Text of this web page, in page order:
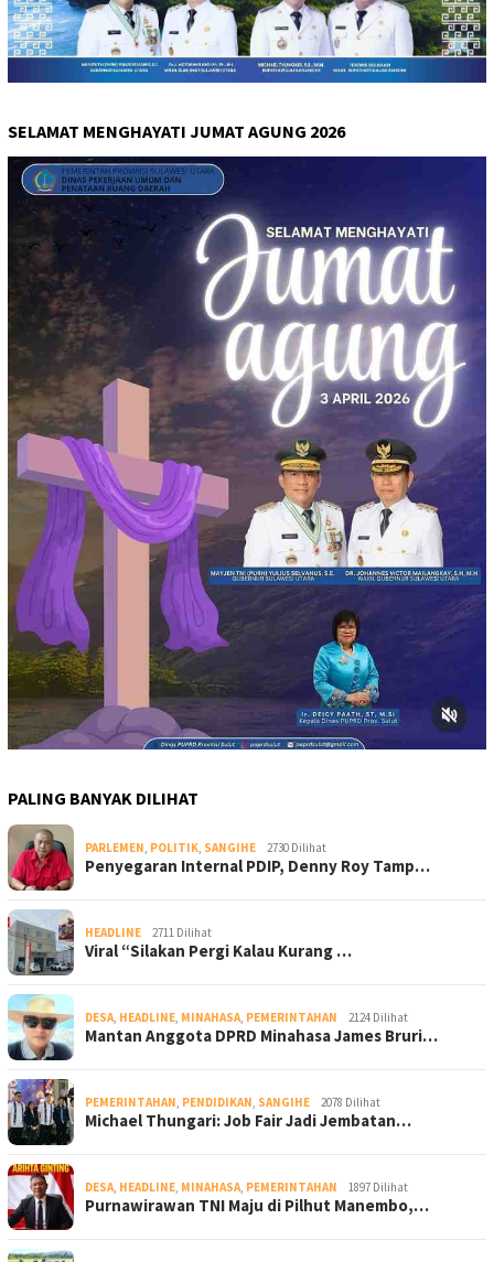
SELAMAT MENGHAYATI JUMAT AGUNG 2026
PALING BANYAK DILIHAT
PARLEMEN POLITIK SANGIHE 2730 Dilihat
Penyegaran Internal PDIP, Denny Roy Tamp…
HEADLINE 2711 Dilihat
Viral “Silakan Pergi Kalau Kurang …
DESA HEADLINE MINAHASA PEMERINTAHAN 2124 Dilihat
Mantan Anggota DPRD Minahasa James Bruri…
PEMERINTAHAN PENDIDIKAN SANGIHE 2078 Dilihat
Michael Thungari: Job Fair Jadi Jembatan…
DESA HEADLINE MINAHASA PEMERINTAHAN 1897 Dilihat
Purnawirawan TNI Maju di Pilhut Manembo,…